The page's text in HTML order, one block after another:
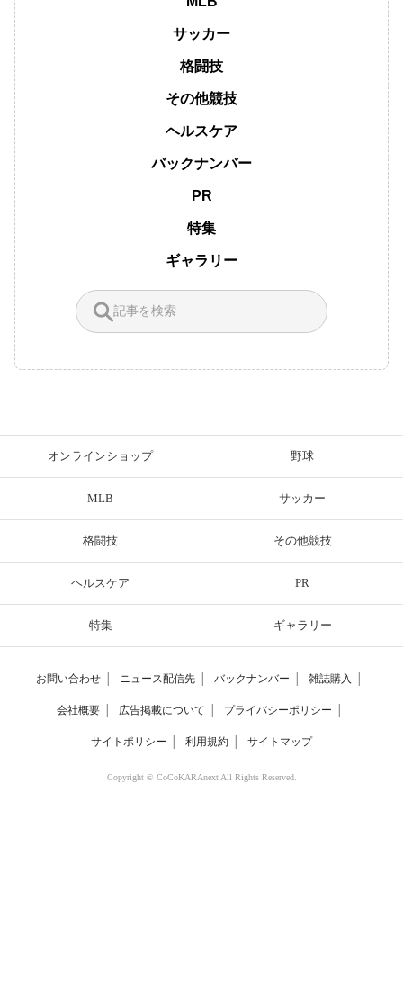
サッカー
格闘技
その他競技
ヘルスケア
バックナンバー
PR
特集
ギャラリー
オンラインショップ 野球
MLB サッカー
格闘技 その他競技
ヘルスケア PR
特集 ギャラリー
お問い合わせ ニュース配信先 バックナンバー 雑誌購入
会社概要 広告掲載について プライバシーポリシー
サイトポリシー 利用規約 サイトマップ
Copyright © CoCoKARAnext All Rights Reserved.